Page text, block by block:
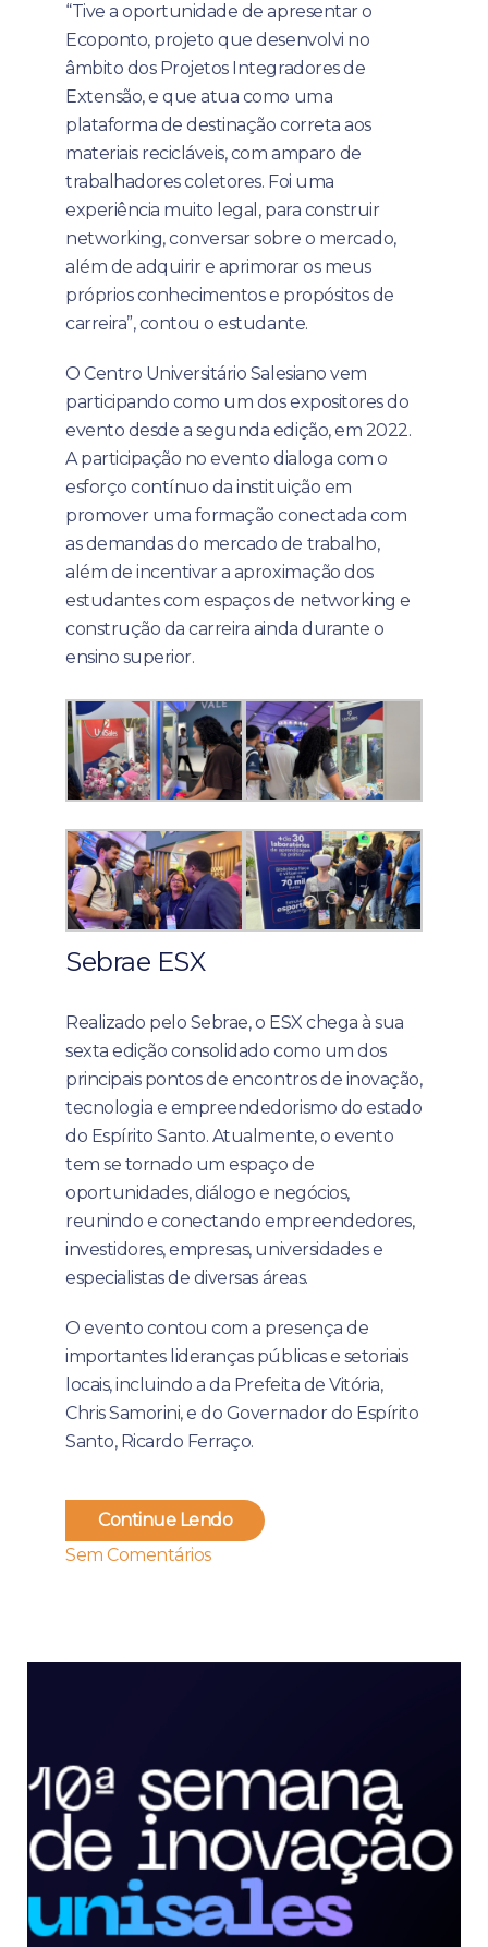
“Tive a oportunidade de apresentar o
Ecoponto, projeto que desenvolvi no
âmbito dos Projetos Integradores de
Extensão, e que atua como uma
plataforma de destinação correta aos
materiais recicláveis, com amparo de
trabalhadores coletores. Foi uma
experiência muito legal, para construir
networking, conversar sobre o mercado,
além de adquirir e aprimorar os meus
próprios conhecimentos e propósitos de
carreira”, contou o estudante.
O Centro Universitário Salesiano vem
participando como um dos expositores do
evento desde a segunda edição, em 2022.
A participação no evento dialoga com o
esforço contínuo da instituição em
promover uma formação conectada com
as demandas do mercado de trabalho,
além de incentivar a aproximação dos
estudantes com espaços de networking e
construção da carreira ainda durante o
ensino superior.
Sebrae ESX
Realizado pelo Sebrae, o ESX chega à sua
sexta edição consolidado como um dos
principais pontos de encontros de inovação,
tecnologia e empreendedorismo do estado
do Espírito Santo. Atualmente, o evento
tem se tornado um espaço de
oportunidades, diálogo e negócios,
reunindo e conectando empreendedores,
investidores, empresas, universidades e
especialistas de diversas áreas.
O evento contou com a presença de
importantes lideranças públicas e setoriais
locais, incluindo a da Prefeita de Vitória,
Chris Samorini, e do Governador do Espírito
Santo, Ricardo Ferraço.
Continue Lendo
Sem Comentários